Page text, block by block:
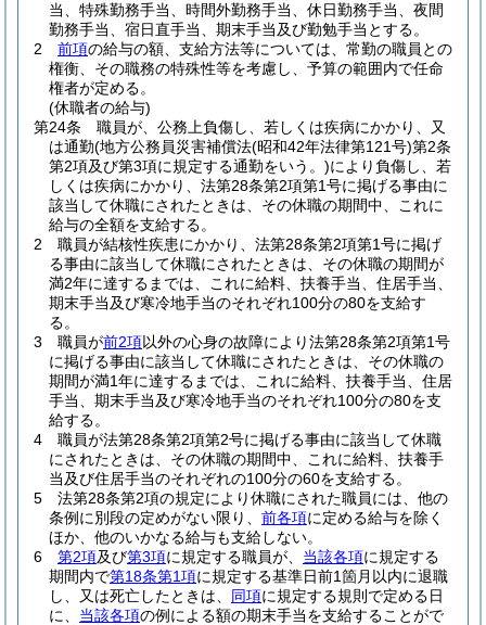
当、特殊勤務手当、時間外勤務手当、休日勤務手当、夜間
勤務手当、宿日直手当、期末手当及び勤勉手当とする。
2
前項の給与の額、支給方法等については、常勤の職員との
権衡、その職務の特殊性等を考慮し、予算の範囲内で任命
権者が定める。
(休職者の給与)
第24条
職員が、公務上負傷し、若しくは疾病にかかり、又
は通勤(地方公務員災害補償法(昭和42年法律第121号)第2条
第2項及び第3項に規定する通勤をいう。)により負傷し、若
しくは疾病にかかり、法第28条第2項第1号に掲げる事由に
該当して休職にされたときは、その休職の期間中、これに
給与の全額を支給する。
2
職員が結核性疾患にかかり、法第28条第2項第1号に掲げ
る事由に該当して休職にされたときは、その休職の期間が
満2年に達するまでは、これに給料、扶養手当、住居手当、
期末手当及び寒冷地手当のそれぞれ100分の80を支給す
る。
3
職員が前2項以外の心身の故障により法第28条第2項第1号
に掲げる事由に該当して休職にされたときは、その休職の
期間が満1年に達するまでは、これに給料、扶養手当、住居
手当、期末手当及び寒冷地手当のそれぞれ100分の80を支
給する。
4
職員が法第28条第2項第2号に掲げる事由に該当して休職
にされたときは、その休職の期間中、これに給料、扶養手
当及び住居手当のそれぞれの100分の60を支給する。
5
法第28条第2項の規定により休職にされた職員には、他の
条例に別段の定めがない限り、 前各項に定める給与を除く
ほか、他のいかなる給与も支給しない。
6
第2項及び第3項に規定する職員が、 当該各項に規定する
期間内で第18条第1項に規定する基準日前1箇月以内に退職
し、又は死亡したときは、 同項に規定する規則で定める日
に、 当該各項の例による額の期末手当を支給することがで